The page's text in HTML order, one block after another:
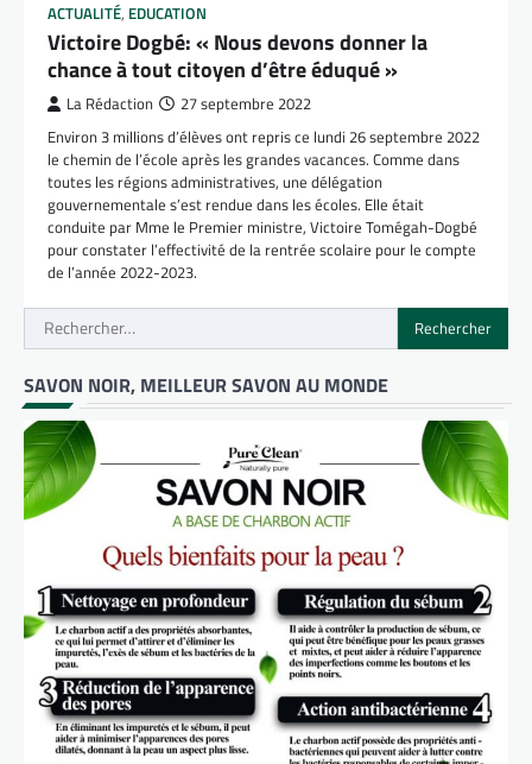
ACTUALITÉ, EDUCATION
Victoire Dogbé: « Nous devons donner la
chance à tout citoyen d’être éduqué »
La Rédaction 27 septembre 2022
Environ 3 millions d’élèves ont repris ce lundi 26 septembre 2022
le chemin de l’école après les grandes vacances. Comme dans
toutes les régions administratives, une délégation
gouvernementale s’est rendue dans les écoles. Elle était
conduite par Mme le Premier ministre, Victoire Tomégah-Dogbé
pour constater l’effectivité de la rentrée scolaire pour le compte
de l’année 2022-2023.
Rechercher :
SAVON NOIR, MEILLEUR SAVON AU MONDE